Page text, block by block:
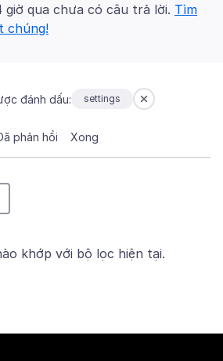
giờ qua chưa có câu trả lời. Tìm
chúng!
đánh dấu: settings
phản hồi Xong
khớp với bộ lọc hiện tại.